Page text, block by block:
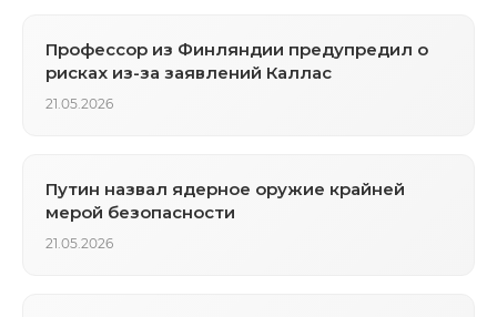
Профессор из Финляндии предупредил о
рисках из-за заявлений Каллас
21.05.2026
Путин назвал ядерное оружие крайней
мерой безопасности
21.05.2026